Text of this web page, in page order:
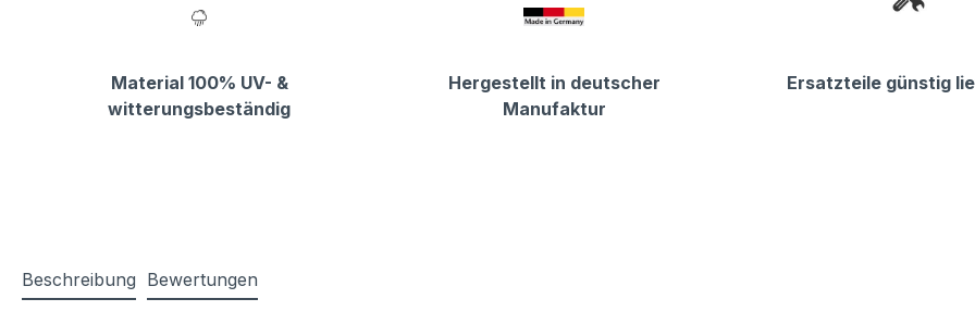
Material 100% UV- &
witterungsbeständig
Hergestellt in deutscher
Manufaktur
Ersatzteile günstig
Beschreibung Bewertungen